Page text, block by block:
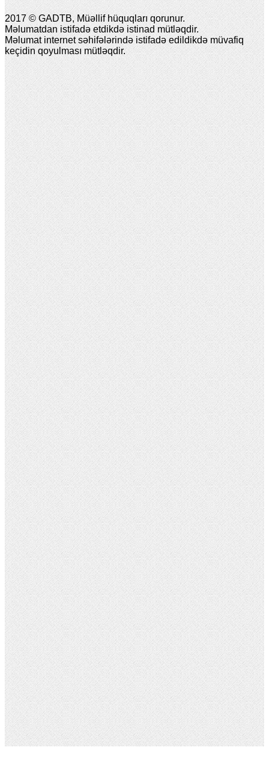
2017 © GADTB, Müəllif hüquqları qorunur.
Məlumatdan istifadə etdikdə istinad mütləqdir.
Məlumat internet səhifələrində istifadə edildikdə müvafiq
keçidin qoyulması mütləqdir.